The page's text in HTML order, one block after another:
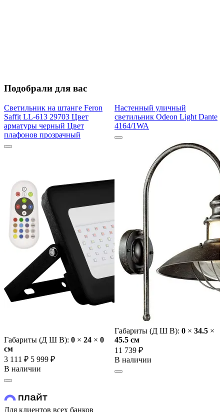
Подобрали для вас
Светильник на штанге Feron
Saffit LL-613 29703 Цвет
арматуры черный Цвет
плафонов прозрачный
Габариты (Д Ш В): 0 × 24 × 0
cм
3 111 ₽ 5 999 ₽
В наличии
Настенный уличный
светильник Odeon Light Dante
4164/1WA
Габариты (Д Ш В): 0 × 34.5 ×
45.5 cм
11 739 ₽
В наличии
Для клиентов всех банков